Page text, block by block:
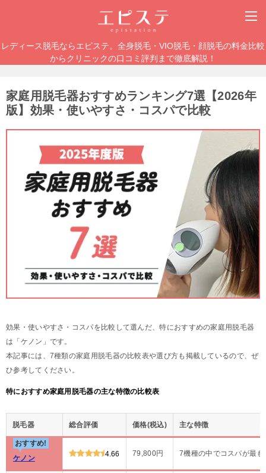
レディース脱毛ならエピステ。全身脱毛・VIO脱毛・顔脱毛の料金比較
からクリニックの口コミ評判まで徹底解説！
家庭用脱毛器おすすめランキング7選【2026年
版】効果・使いやすさ・コスパで比較
効果・使いやすさ・コスパを比較して選んだ、特におすすめの家庭用脱毛器
は「ケノン」です。
本記事には、7種類の家庭用脱毛器の比較表や選び方も掲載しているので、ぜ
ひ参考してください。
特におすすめ家庭用脱毛器の主な特徴の比較表
脱毛器 総合評価 価格(税込) 主な特徴
おすすめ!
ケノン
4.66 79,800円 7機種の中でコスパが最も